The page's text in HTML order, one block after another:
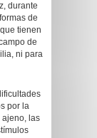
durante
de
tienen
de
ni para
por la
ajeno, las